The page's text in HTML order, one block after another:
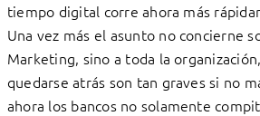
tiempo digital corre ahora más
Una vez más el asunto no concierne
Marketing, sino a toda la
quedarse atrás son tan graves si no
ahora los bancos no solamente